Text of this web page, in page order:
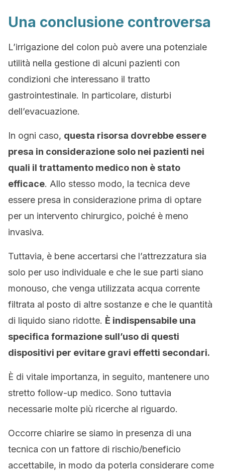
Una conclusione controversa
L’irrigazione del colon può avere una potenziale
utilità nella gestione di alcuni pazienti con
condizioni che interessano il tratto
gastrointestinale. In particolare, disturbi
dell’evacuazione.
In ogni caso, questa risorsa dovrebbe essere
presa in considerazione solo nei pazienti nei
quali il trattamento medico non è stato
efficace. Allo stesso modo, la tecnica deve
essere presa in considerazione prima di optare
per un intervento chirurgico, poiché è meno
invasiva.
Tuttavia, è bene accertarsi che l’attrezzatura sia
solo per uso individuale e che le sue parti siano
monouso, che venga utilizzata acqua corrente
filtrata al posto di altre sostanze e che le quantità
di liquido siano ridotte. È indispensabile una
specifica formazione sull’uso di questi
dispositivi per evitare gravi effetti secondari.
È di vitale importanza, in seguito, mantenere uno
stretto follow-up medico. Sono tuttavia
necessarie molte più ricerche al riguardo.
Occorre chiarire se siamo in presenza di una
tecnica con un fattore di rischio/beneficio
accettabile, in modo da poterla considerare come